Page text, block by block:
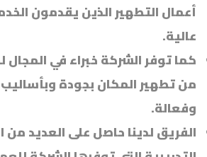
أعمال التطهير الذين يقدمون
عالية.
كما توفر الشركة خبراء في
من تطهير المكان بجودة
وفعالة.
الفريق لدينا حاصل على العديد من